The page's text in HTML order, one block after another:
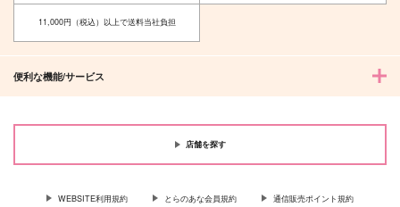
11,000円（税込）以上で送料当社負担
便利な機能/サービス
店舗を探す
WEBSITE利用規約 とらのあな会員規約 通信販売ポイント規約